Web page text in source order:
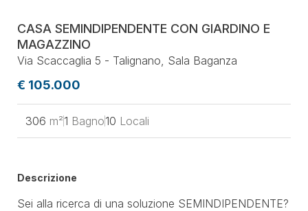
CASA SEMINDIPENDENTE CON GIARDINO E
MAGAZZINO
Via Scaccaglia 5 - Talignano, Sala Baganza
€ 105.000
306 m²1 Bagno10 Locali
Descrizione
Sei alla ricerca di una soluzione SEMINDIPENDENTE?